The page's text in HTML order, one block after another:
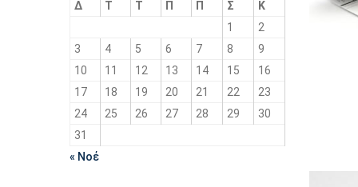
Δ
Τ Τ Π Π Σ
Κ
1
2
3
4 5 6 7 8
9
10
11 12 13 14 15
16
17
18 19 20 21 22
23
24
25 26 27 28 29
30
31
« Νοέ